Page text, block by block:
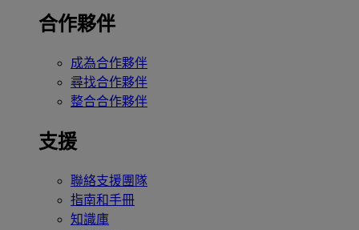
合作夥伴
成為合作夥伴
尋找合作夥伴
整合合作夥伴
支援
聯絡支援團隊
指南和手冊
知識庫